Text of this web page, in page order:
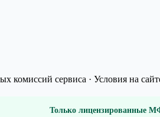
комиссий сервиса · Условия на
Только лицензированные